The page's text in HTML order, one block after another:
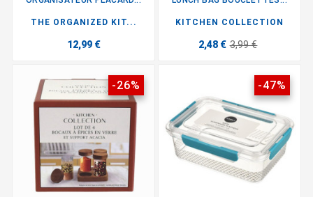
THE ORGANIZED KIT...
12,99 €
KITCHEN COLLECTION
2,48 € 3,99 €
-26% -47%